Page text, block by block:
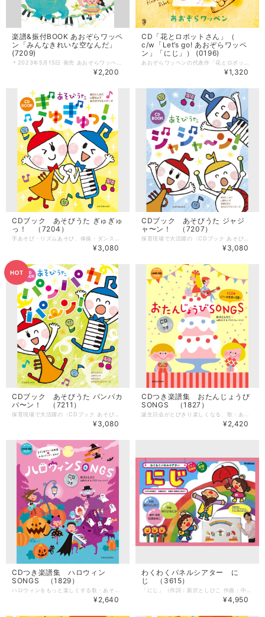
楽譜&振付BOOK あおぞらワッペ
ン「みんなきれいな空なんだ」
(7209)
¥2,200
CD「花とロボットさん」（
c/w「Let’s go! あおぞらワッペ
ン」「にじ」） (0196)
¥1,320
CDブック あそびうた ぎゅぎゅ
っ！ （7204）
¥3,080
CDブック あそびうた ジャジ
ャ〜ン！ （7207）
¥3,080
CDブック あそびうた パンパカ
パ〜ン！ （7211）
¥3,080
CDつき楽譜集 おたんじょうび
SONGS （1827）
¥2,420
CDつき楽譜集 ハロウィン
SONGS （1829）
¥2,640
わくわくパネルシアター に
じ （3615）
¥4,950